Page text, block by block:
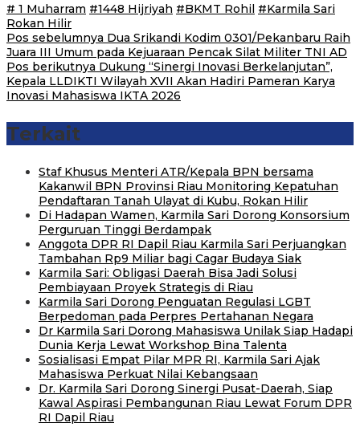
# 1 Muharram #1448 Hijriyah #BKMT Rohil #Karmila Sari
Rokan Hilir
Navigasi
pos
Pos sebelumnya Dua Srikandi Kodim 0301/Pekanbaru Raih
Juara III Umum pada Kejuaraan Pencak Silat Militer TNI AD
Pos berikutnya Dukung “Sinergi Inovasi Berkelanjutan”,
Kepala LLDIKTI Wilayah XVII Akan Hadiri Pameran Karya
Inovasi Mahasiswa IKTA 2026
Terkait
Staf Khusus Menteri ATR/Kepala BPN bersama
Kakanwil BPN Provinsi Riau Monitoring Kepatuhan
Pendaftaran Tanah Ulayat di Kubu, Rokan Hilir
Di Hadapan Wamen, Karmila Sari Dorong Konsorsium
Perguruan Tinggi Berdampak
Anggota DPR RI Dapil Riau Karmila Sari Perjuangkan
Tambahan Rp9 Miliar bagi Cagar Budaya Siak
Karmila Sari: Obligasi Daerah Bisa Jadi Solusi
Pembiayaan Proyek Strategis di Riau
Karmila Sari Dorong Penguatan Regulasi LGBT
Berpedoman pada Perpres Pertahanan Negara
Dr Karmila Sari Dorong Mahasiswa Unilak Siap Hadapi
Dunia Kerja Lewat Workshop Bina Talenta
Sosialisasi Empat Pilar MPR RI, Karmila Sari Ajak
Mahasiswa Perkuat Nilai Kebangsaan
Dr. Karmila Sari Dorong Sinergi Pusat-Daerah, Siap
Kawal Aspirasi Pembangunan Riau Lewat Forum DPR
RI Dapil Riau